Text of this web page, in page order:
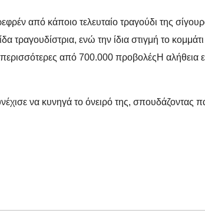
από κάποιο τελευταίο τραγούδι της
τραγουδίστρια, ενώ την ίδια στιγμή το
περισσότερες από 700.000 προβολέςΗ
να κυνηγά το όνειρό της, σπουδάζοντας